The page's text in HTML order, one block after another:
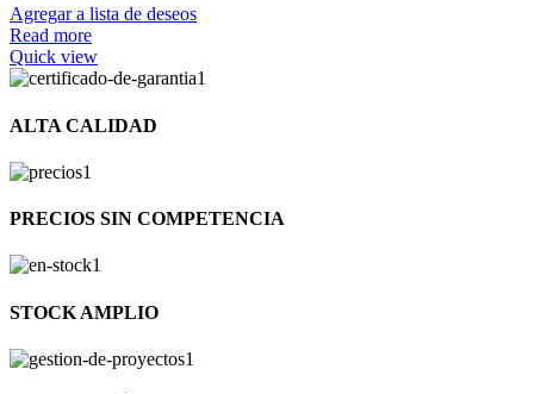
Agregar a lista de deseos
Read more
Quick view
ALTA CALIDAD
PRECIOS SIN COMPETENCIA
STOCK AMPLIO